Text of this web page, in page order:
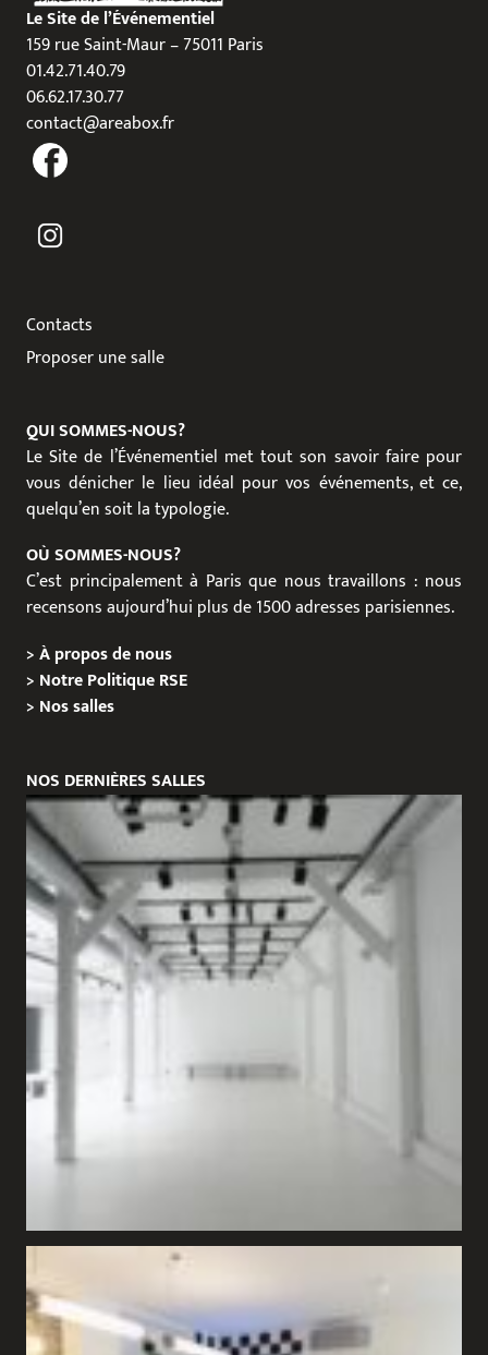
Le Site de l’Événementiel
159 rue Saint-Maur – 75011 Paris
01.42.71.40.79
06.62.17.30.77
contact@areabox.fr
Contacts
Proposer une salle
QUI SOMMES-NOUS?
Le Site de l’Événementiel met tout son savoir faire pour
vous dénicher le lieu idéal pour vos événements, et ce,
quelqu’en soit la typologie.
OÙ SOMMES-NOUS?
C’est principalement à Paris que nous travaillons : nous
recensons aujourd’hui plus de 1500 adresses parisiennes.
>À propos de nous
> Notre Politique RSE
> Nos salles
NOS DERNIÈRES SALLES